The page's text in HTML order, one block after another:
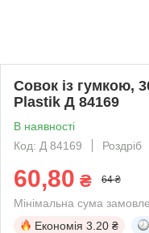
Совок із гумкою,
Plastik Д 84169
В наявності
Код: Д 84169
Роздріб
60,80 ₴ 64 ₴
Мінімальна сума
Економія 3.20 ₴